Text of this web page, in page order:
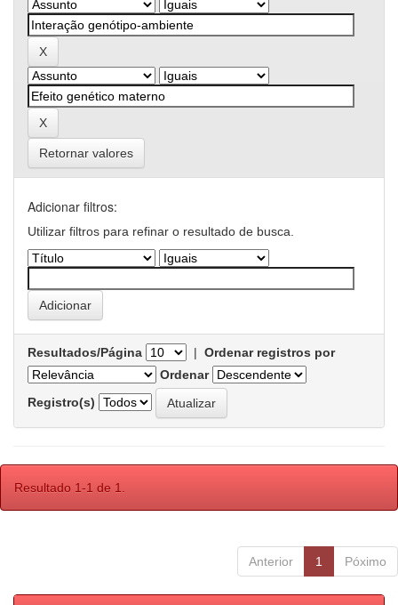
Retornar valores
Adicionar filtros:
Utilizar filtros para refinar o resultado de busca.
Resultados/Página | Ordenar registros por
Ordenar
Registro(s)
Resultado 1-1 de 1.
Anterior 1 Póximo